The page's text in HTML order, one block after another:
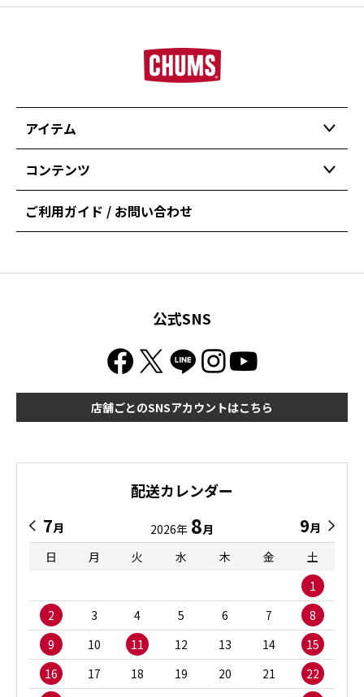
アイテム
コンテンツ
ご利用ガイド / お問い合わせ
公式SNS
店舗ごとのSNSアカウントはこちら
配送カレンダー
7月 2026年 8月 9月
日
月 火 水 木 金
土
1
2
3 4 5 6 7
8
9
10 11 12 13 14
15
16
17 18 19 20 21
22